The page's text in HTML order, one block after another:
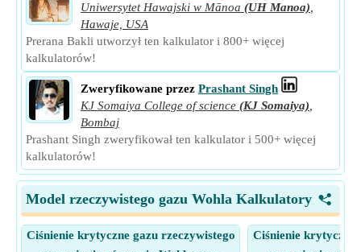
Uniwersytet Hawajski w Mānoa (UH Manoa)
Hawaje, USA
Prerana Bakli utworzył ten kalkulator i 800+ więcej
kalkulatorów!
Zweryfikowane przez Prashant Singh
KJ Somaiya College of science (KJ Somaiya)
Bombaj
Prashant Singh zweryfikował ten kalkulator i 500+ więcej
kalkulatorów!
<
Model rzeczywistego gazu Wohla Kalkulatory
Ciśnienie krytyczne gazu rzeczywistego
Ciśnienie krytyczne